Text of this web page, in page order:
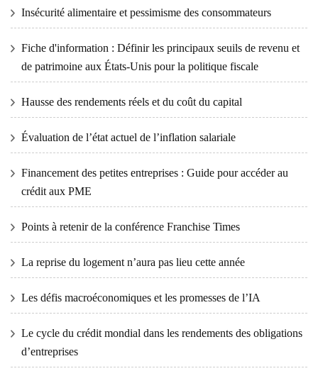
Insécurité alimentaire et pessimisme des consommateurs
Fiche d'information : Définir les principaux seuils de revenu et
de patrimoine aux États-Unis pour la politique fiscale
Hausse des rendements réels et du coût du capital
Évaluation de l’état actuel de l’inflation salariale
Financement des petites entreprises : Guide pour accéder au
crédit aux PME
Points à retenir de la conférence Franchise Times
La reprise du logement n’aura pas lieu cette année
Les défis macroéconomiques et les promesses de l’IA
Le cycle du crédit mondial dans les rendements des obligations
d’entreprises